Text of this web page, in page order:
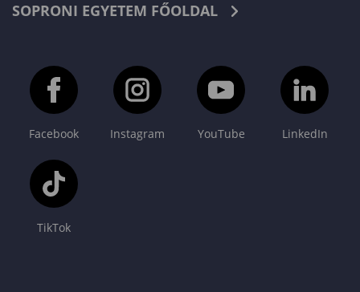
SOPRONI EGYETEM FŐOLDAL
Facebook Instagram YouTube LinkedIn
TikTok